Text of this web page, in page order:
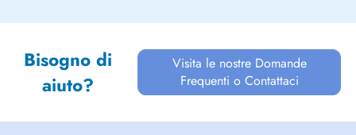
Bisogno di
aiuto?
Visita le nostre Domande
Frequenti o Contattaci